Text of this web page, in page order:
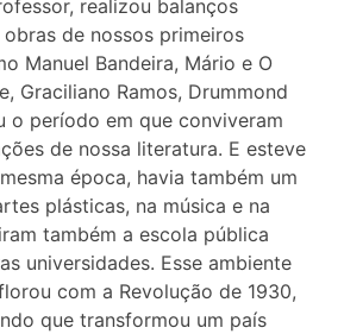
realizou balanços
de nossos primeiros
Manuel Bandeira, Mário e O
Graciliano Ramos, Drummond
o período em que conviveram
de nossa literatura. E esteve
época, havia também um
plásticas, na música e na
também a escola pública
universidades. Esse ambiente
com a Revolução de 1930,
que transformou um país